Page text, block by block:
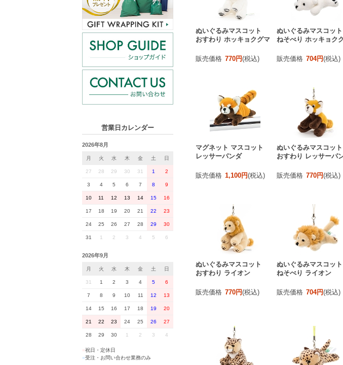
営業日カレンダー
2026年8月
月 火 水 木 金 土 日
27 28 29 30 31 1 2
3 4 5 6 7 8 9
10 11 12 13 14 15 16
17 18 19 20 21 22 23
24 25 26 27 28 29 30
31 1 2 3 4 5 6
2026年9月
月 火 水 木 金 土 日
31 1 2 3 4 5 6
7 8 9 10 11 12 13
14 15 16 17 18 19 20
21 22 23 24 25 26 27
28 29 30 1 2 3 4
祝日・定休日
■受注・お問い合わせ業務のみ
ぬいぐるみマスコット
おすわり ホッキョクグマ
販売価格 770円(税込)
ぬいぐるみマスコット
ねそべり ホッキョク
販売価格 704円(税込)
マグネット マスコット
レッサーパンダ
販売価格 1,100円(税込)
ぬいぐるみマスコット
おすわり レッサーパ
販売価格 770円(税込)
ぬいぐるみマスコット
おすわり ライオン
販売価格 770円(税込)
ぬいぐるみマスコット
ねそべり ライオン
販売価格 704円(税込)